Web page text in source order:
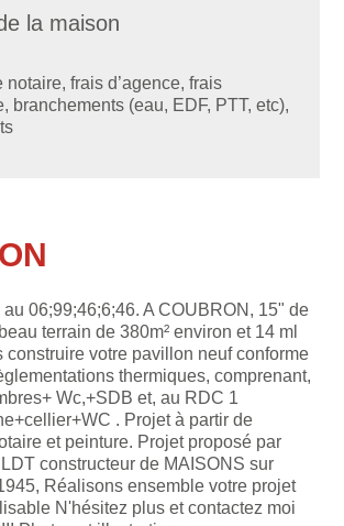
06;99;46;6;46. A COUBRON, 15" de
terrain de 380m² environ et 14 ml
construire votre pavillon neuf conforme
thermiques, comprenant,
Wc,+SDB et, au RDC 1
. Projet à partir de
et peinture. Projet proposé par
constructeur de MAISONS sur
Réalisons ensemble votre projet
N'hésitez plus et contactez moi
la maison
notaire, frais d’agence, frais
branchements (eau, EDF, PTT, etc),